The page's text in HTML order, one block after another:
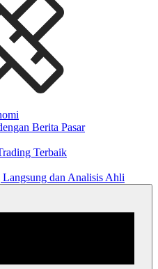
Berita Pasar
Terbaik
dan Analisis Ahli